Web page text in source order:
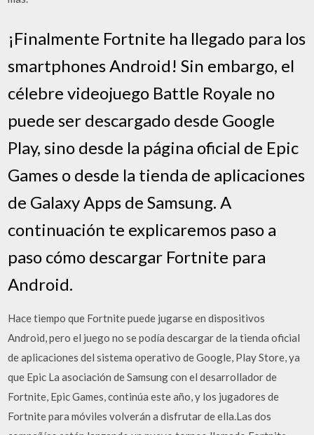
¡Finalmente Fortnite ha llegado para los
smartphones Android! Sin embargo, el
célebre videojuego Battle Royale no
puede ser descargado desde Google
Play, sino desde la página oficial de Epic
Games o desde la tienda de aplicaciones
de Galaxy Apps de Samsung. A
continuación te explicaremos paso a
paso cómo descargar Fortnite para
Android.
Hace tiempo que Fortnite puede jugarse en dispositivos
Android, pero el juego no se podía descargar de la tienda oficial
de aplicaciones del sistema operativo de Google, Play Store, ya
que Epic La asociación de Samsung con el desarrollador de
Fortnite, Epic Games, continúa este año, y los jugadores de
Fortnite para móviles volverán a disfrutar de ella.Las dos